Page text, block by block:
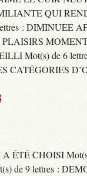
QUI
: DIMINUEE
Mot(s) de 6
CATÉGORIES
ÉTÉ CHOISI
de 9 lettres :